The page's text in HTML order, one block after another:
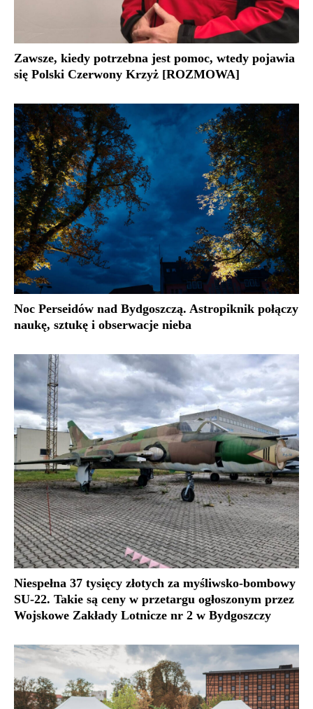
Zawsze, kiedy potrzebna jest pomoc, wtedy pojawia
się Polski Czerwony Krzyż [ROZMOWA]
Noc Perseidów nad Bydgoszczą. Astropiknik połączy
naukę, sztukę i obserwacje nieba
Niespełna 37 tysięcy złotych za myśliwsko-bombowy
SU-22. Takie są ceny w przetargu ogłoszonym przez
Wojskowe Zakłady Lotnicze nr 2 w Bydgoszczy